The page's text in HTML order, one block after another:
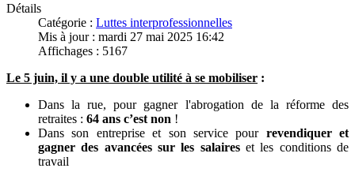
Détails
Catégorie : Luttes interprofessionnelles
Mis à jour : mardi 27 mai 2025 16:42
Affichages : 5167
Le 5 juin, il y a une double utilité à se mobiliser :
Dans la rue, pour gagner l'abrogation de la réforme des
retraites : 64 ans c’est non !
Dans son entreprise et son service pour revendiquer et
gagner des avancées sur les salaireset les conditions de
travail